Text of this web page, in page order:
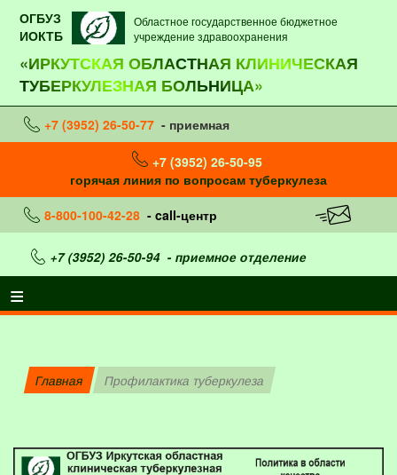
ОГБУЗ
ИОКТБ
Областное государственное бюджетное
учреждение здравоохранения
«ИРКУТСКАЯ ОБЛАСТНАЯ КЛИНИЧЕСКАЯ
ТУБЕРКУЛЕЗНАЯ БОЛЬНИЦА»
+7 (3952) 26-50-77 - приемная
+7 (3952) 26-50-95
горячая линия по вопросам туберкулеза
8-800-100-42-28 - call-центр
+7 (3952) 26-50-94- приемное отделение
Главная Профилактика туберкулеза